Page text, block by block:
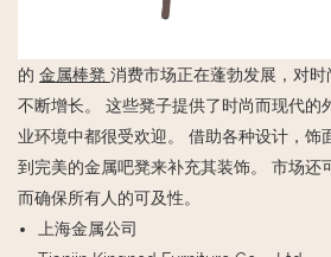
的 金属棒凳 消费市场正在蓬勃发展，对
不断增长。 这些凳子提供了时尚而现代的
业环境中都很受欢迎。 借助各种设计，饰
到完美的金属吧凳来补充其装饰。 市场还
而确保所有人的可及性。
上海金属公司